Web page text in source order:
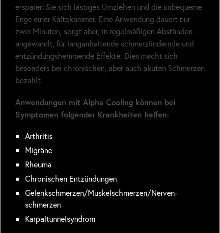
ersparen Sie sich lästiges Umziehen und die unbequeme
Enge einer Kältekammer. Eine Anwendung dauert nur
zwei Minuten, sorgt aber, in regelmäßigen Abständen
angewandt, für langanhaltende schmerzlindernde und
entzündungshemmende Effekte: Dies macht sich
besonders bei chronischen, aber auch akuten Schmerzen
bezahlt.
Anwendungen mit Alpha Cooling können bei
Symptomen folgender Krankheiten helfen:
Arthritis
Migräne
Rheuma
Chronischen Entzündungen
Gelenk­schmerzen/Muskel­schmerzen/Nerven­
schmerzen
Karpaltunnelsyndrom